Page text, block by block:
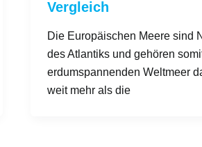
Vergleich
Die Europäischen Meere sind
des Atlantiks und gehören
erdumspannenden Weltmeer
weit mehr als die